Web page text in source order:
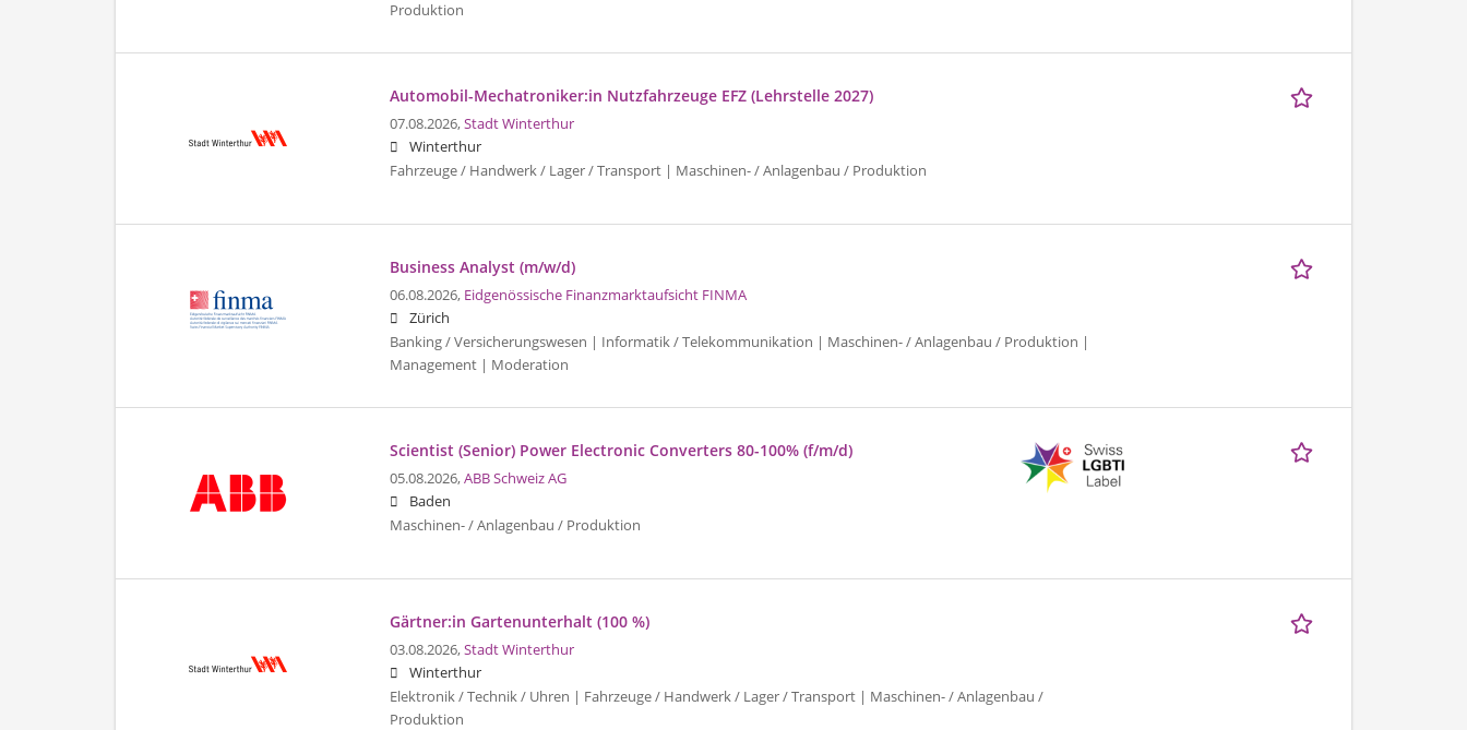
Produktion
Automobil-Mechatroniker:in Nutzfahrzeuge EFZ (Lehrstelle 2027)
07.08.2026,Stadt Winterthur
Winterthur
Fahrzeuge / Handwerk / Lager / Transport | Maschinen- / Anlagenbau / Produktion
Business Analyst (m/w/d)
06.08.2026, Eidgenössische Finanzmarktaufsicht FINMA
Zürich
Banking / Versicherungswesen | Informatik / Telekommunikation | Maschinen- / Anlagenbau / Produktion |
Management | Moderation
Scientist (Senior) Power Electronic Converters 80-100% (f/m/d)
05.08.2026,ABB Schweiz AG
Baden
Maschinen- / Anlagenbau / Produktion
Gärtner:in Gartenunterhalt (100 %)
03.08.2026,Stadt Winterthur
Winterthur
Elektronik / Technik / Uhren | Fahrzeuge / Handwerk / Lager / Transport | Maschinen- / Anlagenbau /
Produktion